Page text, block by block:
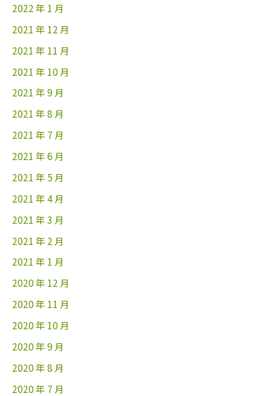
2022 年 1 月
2021 年 12 月
2021 年 11 月
2021 年 10 月
2021 年 9 月
2021 年 8 月
2021 年 7 月
2021 年 6 月
2021 年 5 月
2021 年 4 月
2021 年 3 月
2021 年 2 月
2021 年 1 月
2020 年 12 月
2020 年 11 月
2020 年 10 月
2020 年 9 月
2020 年 8 月
2020 年 7 月